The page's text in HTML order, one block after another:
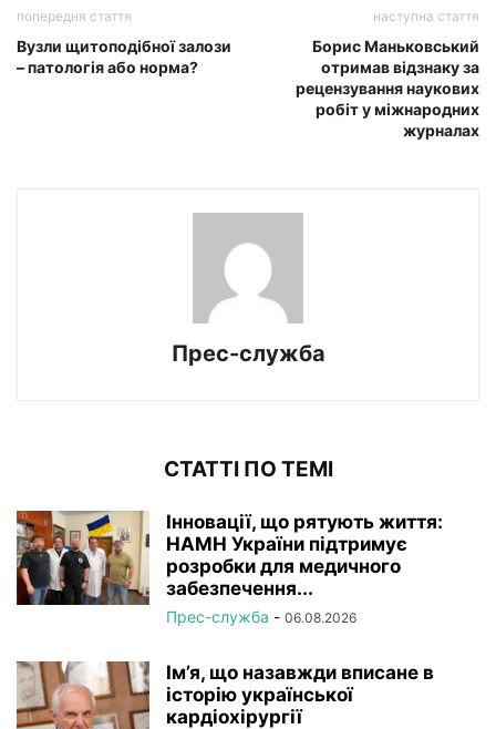
попередня стаття
Вузли щитоподібної залози
– патологія або норма?
наступна стаття
Борис Маньковський
отримав відзнаку за
рецензування наукових
робіт у міжнародних
журналах
Прес-служба
СТАТТІ ПО ТЕМІ
Інновації, що рятують життя:
НАМН України підтримує
розробки для медичного
забезпечення...
Прес-служба - 06.08.2026
Ім’я, що назавжди вписане в
історію української
кардіохірургії